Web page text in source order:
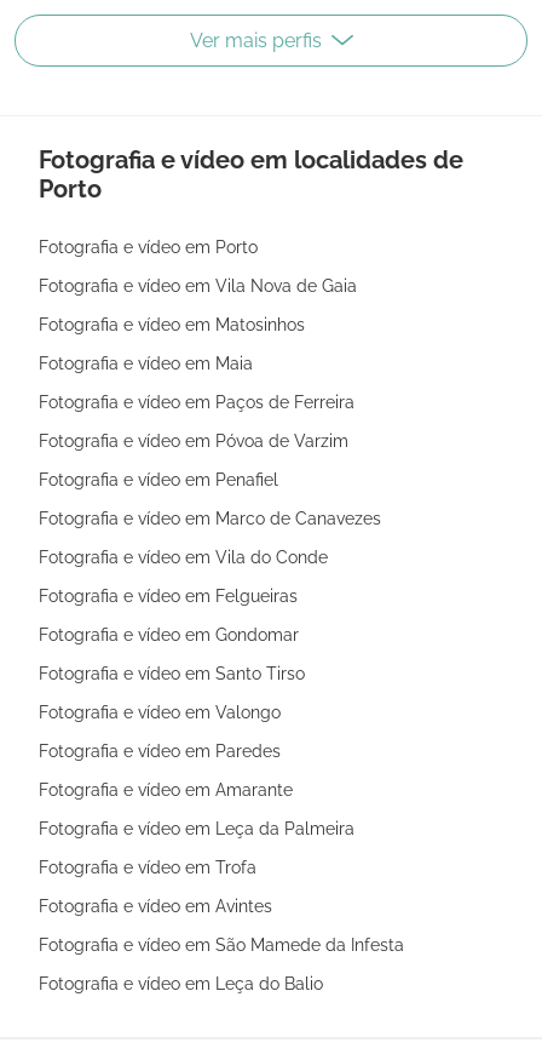
Ver mais perfis
Fotografia e vídeo em localidades de
Porto
Fotografia e vídeo em Porto
Fotografia e vídeo em Vila Nova de Gaia
Fotografia e vídeo em Matosinhos
Fotografia e vídeo em Maia
Fotografia e vídeo em Paços de Ferreira
Fotografia e vídeo em Póvoa de Varzim
Fotografia e vídeo em Penafiel
Fotografia e vídeo em Marco de Canavezes
Fotografia e vídeo em Vila do Conde
Fotografia e vídeo em Felgueiras
Fotografia e vídeo em Gondomar
Fotografia e vídeo em Santo Tirso
Fotografia e vídeo em Valongo
Fotografia e vídeo em Paredes
Fotografia e vídeo em Amarante
Fotografia e vídeo em Leça da Palmeira
Fotografia e vídeo em Trofa
Fotografia e vídeo em Avintes
Fotografia e vídeo em São Mamede da Infesta
Fotografia e vídeo em Leça do Balio